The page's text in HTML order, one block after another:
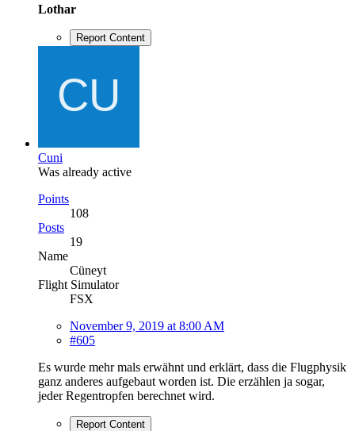
Lothar
Report Content
Cuni
Was already active
Points
108
Posts
19
Name
Cüneyt
Flight Simulator
FSX
November 9, 2019 at 8:00 AM
#605
Es wurde mehr mals erwähnt und erklärt, dass die Flugphysik
ganz anderes aufgebaut worden ist. Die erzählen ja sogar,
jeder Regentropfen berechnet wird.
Report Content